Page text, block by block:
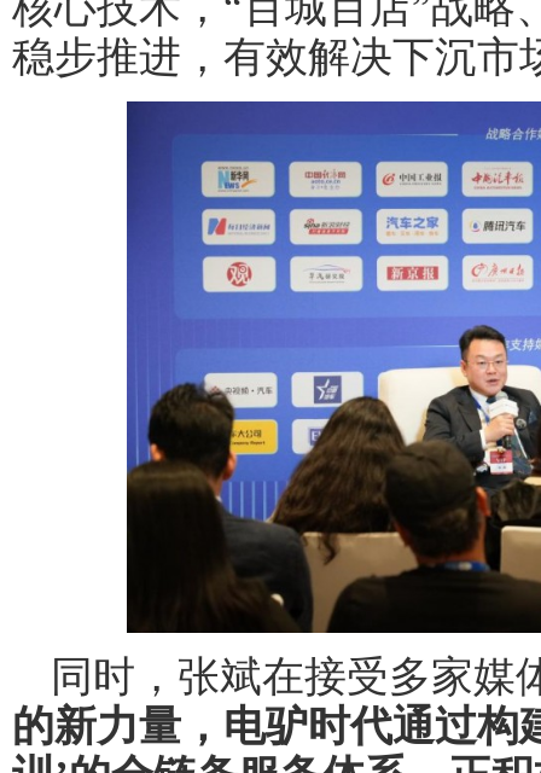
稳步推进，有效解决下沉市
同时，张斌在接受多家媒
的新力量，电驴时代通过构